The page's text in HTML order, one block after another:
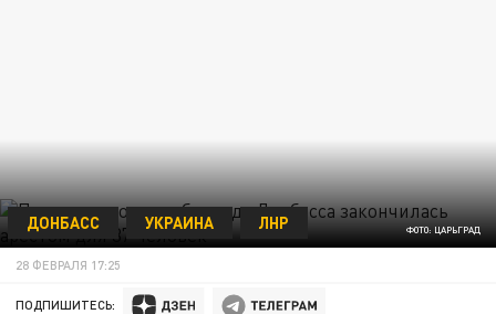
ФОТО: ЦАРЬГРАД
ДОНБАСС УКРАИНА ЛНР
28 ФЕВРАЛЯ 17:25
ПОДПИШИТЕСЬ: